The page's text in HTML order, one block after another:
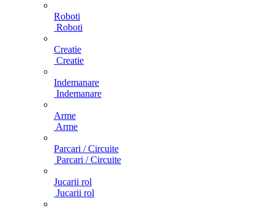
Roboti
Roboti
Creatie
Creatie
Indemanare
Indemanare
Arme
Arme
Parcari / Circuite
Parcari / Circuite
Jucarii rol
Jucarii rol